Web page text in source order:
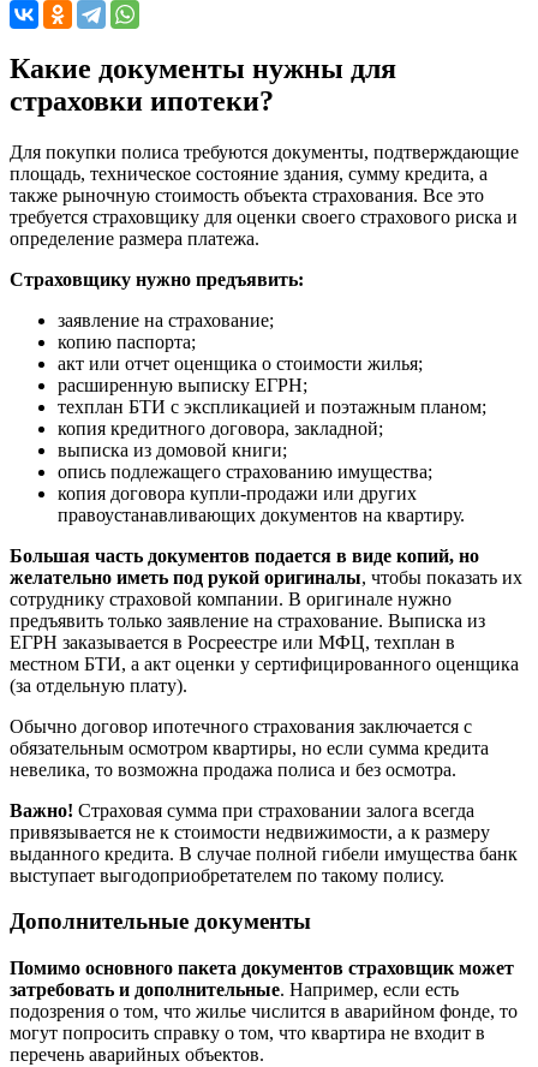
Какие документы нужны для
страховки ипотеки?
Для покупки полиса требуются документы, подтверждающие
площадь, техническое состояние здания, сумму кредита, а
также рыночную стоимость объекта страхования. Все это
требуется страховщику для оценки своего страхового риска и
определение размера платежа.
Страховщику нужно предъявить:
заявление на страхование;
копию паспорта;
акт или отчет оценщика о стоимости жилья;
расширенную выписку ЕГРН;
техплан БТИ с экспликацией и поэтажным планом;
копия кредитного договора, закладной;
выписка из домовой книги;
опись подлежащего страхованию имущества;
копия договора купли-продажи или других
правоустанавливающих документов на квартиру.
Большая часть документов подается в виде копий, но
желательно иметь под рукой оригиналы, чтобы показать их
сотруднику страховой компании. В оригинале нужно
предъявить только заявление на страхование. Выписка из
ЕГРН заказывается в Росреестре или МФЦ, техплан в
местном БТИ, а акт оценки у сертифицированного оценщика
(за отдельную плату).
Обычно договор ипотечного страхования заключается с
обязательным осмотром квартиры, но если сумма кредита
невелика, то возможна продажа полиса и без осмотра.
Важно! Страховая сумма при страховании залога всегда
привязывается не к стоимости недвижимости, а к размеру
выданного кредита. В случае полной гибели имущества банк
выступает выгодоприобретателем по такому полису.
Дополнительные документы
Помимо основного пакета документов страховщик может
затребовать и дополнительные. Например, если есть
подозрения о том, что жилье числится в аварийном фонде, то
могут попросить справку о том, что квартира не входит в
перечень аварийных объектов.